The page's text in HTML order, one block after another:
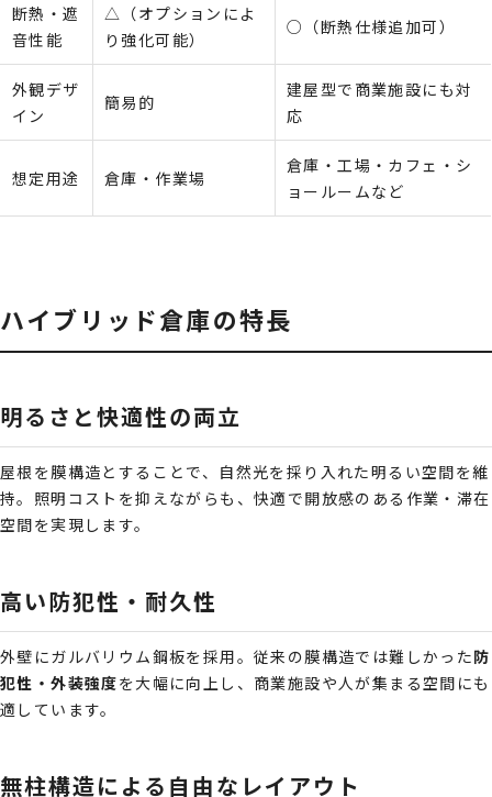
断熱・遮
音性能
△（オプションによ
り強化可能）
○（断熱仕様追加可）
外観デザ
イン
簡易的
建屋型で商業施設にも対
応
想定用途 倉庫・作業場
倉庫・工場・カフェ・シ
ョールームなど
ハイブリッド倉庫の特長
明るさと快適性の両立
屋根を膜構造とすることで、自然光を採り入れた明るい空間を維
持。照明コストを抑えながらも、快適で開放感のある作業・滞在
空間を実現します。
高い防犯性・耐久性
外壁にガルバリウム鋼板を採用。従来の膜構造では難しかった防
犯性・外装強度を大幅に向上し、商業施設や人が集まる空間にも
適しています。
無柱構造による自由なレイアウト